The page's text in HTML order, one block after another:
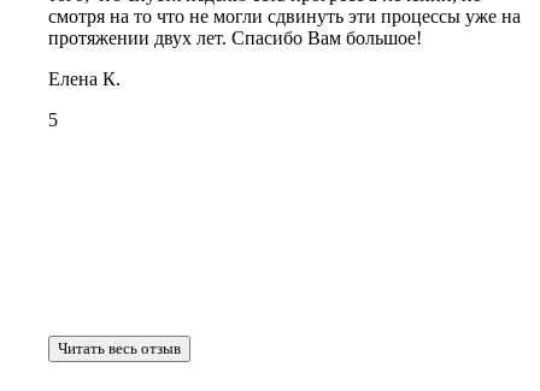
смотря на то что не могли сдвинуть эти процессы уже на
протяжении двух лет. Спасибо Вам большое!
Елена К.
5
Читать весь отзыв